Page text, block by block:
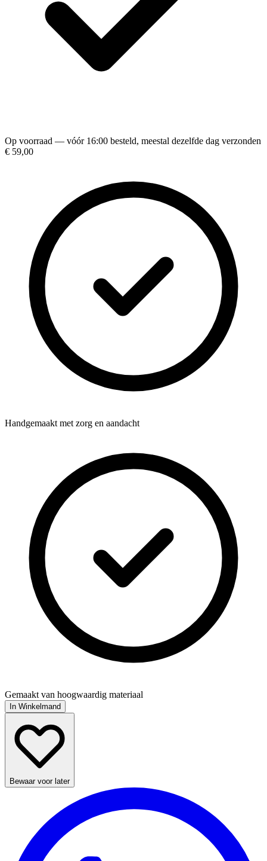
Op voorraad — vóór 16:00 besteld, meestal dezelfde dag verzonden
€ 59,00
Handgemaakt met zorg en aandacht
Gemaakt van hoogwaardig materiaal
In Winkelmand
Bewaar voor later